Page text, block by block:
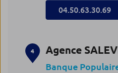
04.50.63.30.69
4 Agence
Banque